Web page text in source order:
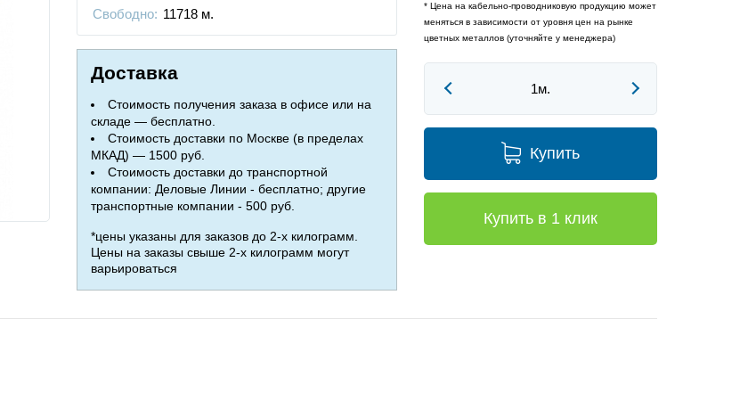
Свободно: 11718 м.
Доставка
Стоимость получения заказа в офисе или на
складе — бесплатно.
Стоимость доставки по Москве (в пределах
МКАД) — 1500 руб.
Стоимость доставки до транспортной
компании: Деловые Линии - бесплатно; другие
транспортные компании - 500 руб.
*цены указаны для заказов до 2-х килограмм.
Цены на заказы свыше 2-х килограмм могут
варьироваться
* Цена на кабельно-проводниковую продукцию может
меняться в зависимости от уровня цен на рынке
цветных металлов (уточняйте у менеджера)
Купить
Купить в 1 клик